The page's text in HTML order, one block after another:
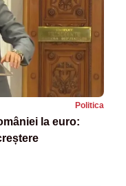
Politica
la euro: